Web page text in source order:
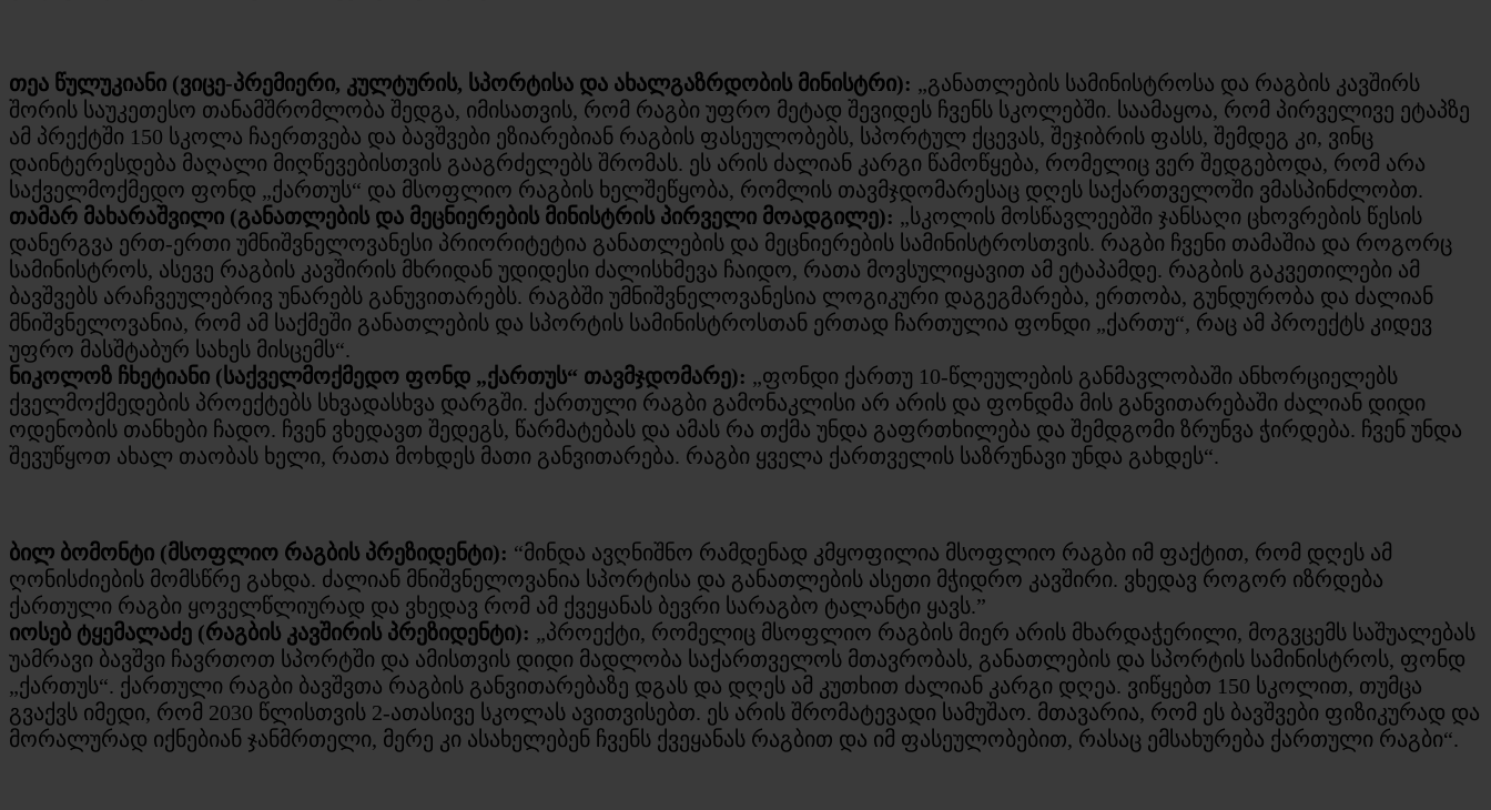
თეა წულუკიანი (ვიცე-პრემიერი, კულტურის, სპორტისა და ახალგაზრდობის მინისტრი): „განათლების სამინისტროსა და რაგბის კავშირს
შორის საუკეთესო თანამშრომლობა შედგა, იმისათვის, რომ რაგბი უფრო მეტად შევიდეს ჩვენს სკოლებში. საამაყოა, რომ პირველივე ეტაპზე
ამ პრექტში 150 სკოლა ჩაერთვება და ბავშვები ეზიარებიან რაგბის ფასეულობებს, სპორტულ ქცევას, შეჯიბრის ფასს, შემდეგ კი, ვინც
დაინტერესდება მაღალი მიღწევებისთვის გააგრძელებს შრომას. ეს არის ძალიან კარგი წამოწყება, რომელიც ვერ შედგებოდა, რომ არა
საქველმოქმედო ფონდ „ქართუს“ და მსოფლიო რაგბის ხელშეწყობა, რომლის თავმჯდომარესაც დღეს საქართველოში ვმასპინძლობთ.
თამარ მახარაშვილი (განათლების და მეცნიერების მინისტრის პირველი მოადგილე): „სკოლის მოსწავლეებში ჯანსაღი ცხოვრების წესის
დანერგვა ერთ-ერთი უმნიშვნელოვანესი პრიორიტეტია განათლების და მეცნიერების სამინისტროსთვის. რაგბი ჩვენი თამაშია და როგორც
სამინისტროს, ასევე რაგბის კავშირის მხრიდან უდიდესი ძალისხმევა ჩაიდო, რათა მოვსულიყავით ამ ეტაპამდე. რაგბის გაკვეთილები ამ
ბავშვებს არაჩვეულებრივ უნარებს განუვითარებს. რაგბში უმნიშვნელოვანესია ლოგიკური დაგეგმარება, ერთობა, გუნდურობა და ძალიან
მნიშვნელოვანია, რომ ამ საქმეში განათლების და სპორტის სამინისტროსთან ერთად ჩართულია ფონდი „ქართუ“, რაც ამ პროექტს კიდევ
უფრო მასშტაბურ სახეს მისცემს“.
ნიკოლოზ ჩხეტიანი (საქველმოქმედო ფონდ „ქართუს“ თავმჯდომარე): „ფონდი ქართუ 10-წლეულების განმავლობაში ანხორციელებს
ქველმოქმედების პროექტებს სხვადასხვა დარგში. ქართული რაგბი გამონაკლისი არ არის და ფონდმა მის განვითარებაში ძალიან დიდი
ოდენობის თანხები ჩადო. ჩვენ ვხედავთ შედეგს, წარმატებას და ამას რა თქმა უნდა გაფრთხილება და შემდგომი ზრუნვა ჭირდება. ჩვენ უნდა
შევუწყოთ ახალ თაობას ხელი, რათა მოხდეს მათი განვითარება. რაგბი ყველა ქართველის საზრუნავი უნდა გახდეს“.
ბილ ბომონტი (მსოფლიო რაგბის პრეზიდენტი): “მინდა ავღნიშნო რამდენად კმყოფილია მსოფლიო რაგბი იმ ფაქტით, რომ დღეს ამ
ღონისძიების მომსწრე გახდა. ძალიან მნიშვნელოვანია სპორტისა და განათლების ასეთი მჭიდრო კავშირი. ვხედავ როგორ იზრდება
ქართული რაგბი ყოველწლიურად და ვხედავ რომ ამ ქვეყანას ბევრი სარაგბო ტალანტი ყავს.”
იოსებ ტყემალაძე (რაგბის კავშირის პრეზიდენტი): „პროექტი, რომელიც მსოფლიო რაგბის მიერ არის მხარდაჭერილი, მოგვცემს საშუალებას
უამრავი ბავშვი ჩავრთოთ სპორტში და ამისთვის დიდი მადლობა საქართველოს მთავრობას, განათლების და სპორტის სამინისტროს, ფონდ
„ქართუს“. ქართული რაგბი ბავშვთა რაგბის განვითარებაზე დგას და დღეს ამ კუთხით ძალიან კარგი დღეა. ვიწყებთ 150 სკოლით, თუმცა
გვაქვს იმედი, რომ 2030 წლისთვის 2-ათასივე სკოლას ავითვისებთ. ეს არის შრომატევადი სამუშაო. მთავარია, რომ ეს ბავშვები ფიზიკურად და
მორალურად იქნებიან ჯანმრთელი, მერე კი ასახელებენ ჩვენს ქვეყანას რაგბით და იმ ფასეულობებით, რასაც ემსახურება ქართული რაგბი“.